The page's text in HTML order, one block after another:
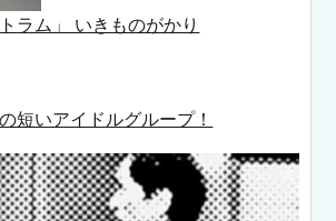
ラム」 いきものがかり
短いアイドルグループ！